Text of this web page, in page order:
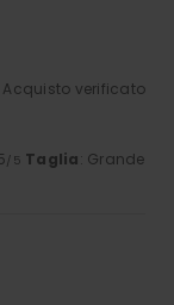
Acquisto verificato
/5 Taglia: Grande